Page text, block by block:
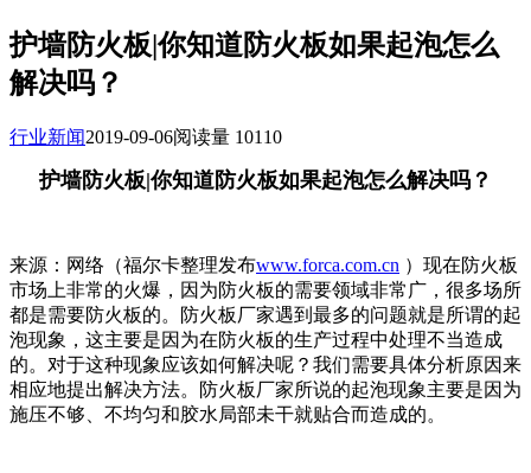
护墙防火板|你知道防火板如果起泡怎么
解决吗？
行业新闻2019-09-06阅读量 10110
护墙防火板|你知道防火板如果起泡怎么解决吗？
来源：网络（福尔卡整理发布www.forca.com.cn ）现在防火板
市场上非常的火爆，因为防火板的需要领域非常广，很多场所
都是需要防火板的。防火板厂家遇到最多的问题就是所谓的起
泡现象，这主要是因为在防火板的生产过程中处理不当造成
的。对于这种现象应该如何解决呢？我们需要具体分析原因来
相应地提出解决方法。防火板厂家所说的起泡现象主要是因为
施压不够、不均匀和胶水局部未干就贴合而造成的。